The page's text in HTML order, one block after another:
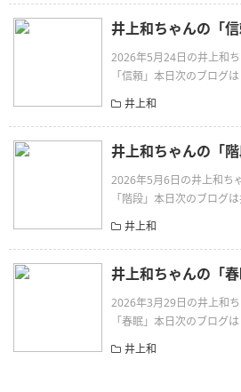
井上和ちゃんの「信
2026年5月24日の井上和
「信頼」本日次のブログは
井上和
井上和ちゃんの「階
2026年5月6日の井上和ち
「階段」本日次のブログ
井上和
井上和ちゃんの「春
2026年3月29日の井上和
「春眠」本日次のブログは
井上和